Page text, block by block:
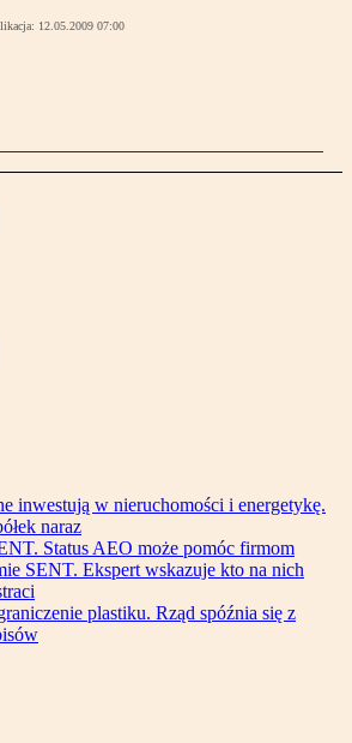
12.05.2009 07:00
inwestują w nieruchomości i energetykę.
naraz
Status AEO może pomóc firmom
SENT. Ekspert wskazuje kto na nich
plastiku. Rząd spóźnia się z